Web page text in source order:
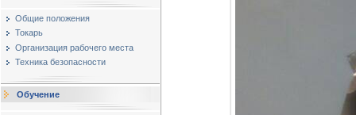
Общие положения
Токарь
Организация рабочего места
Техника безопасности
Обучение